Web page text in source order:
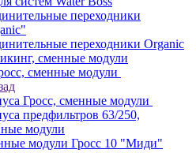
переходники
переходники Organic
сменные модули
сменные модули
Гросс, сменные модули
предфильтров 63/250,
модули
модули Гросс 10 "Миди"